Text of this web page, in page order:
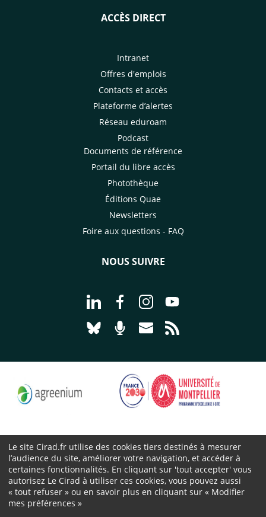
ACCÈS DIRECT
Intranet
Offres d'emplois
Contacts et accès
Plateforme d’alertes
Réseau eduroam
Podcast
Documents de référence
Portail du libre accès
Photothèque
Éditions Quae
Newsletters
Foire aux questions - FAQ
NOUS SUIVRE
Aller à la page Nous suivre sur
Aller à la page Nous suivre sur
Aller à la page Nous
Aller à la page
Aller à la page Nous suivre sur
Aller à la page Nourrir le
Aller à la page Nous
Cirad 2026 ©
Mentions légales
Protection des données personnelles
Le site Cirad.fr utilise des cookies tiers destinés à mesurer
l’audience du site, améliorer votre navigation, et accéder à
certaines fonctionnalités. En cliquant sur 'tout accepter' vous
autorisez Le Cirad à utiliser ces cookies, vous pouvez aussi
« tout refuser » ou en savoir plus en cliquant sur « Modifier
mes préférences »